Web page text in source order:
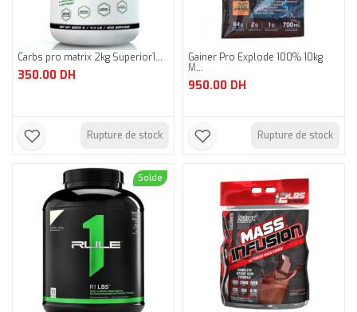
Carbs pro matrix 2kg Superior1...
350.00 DH
Rupture de stock
Gainer Pro Explode 100% 10kg
M...
950.00 DH
Rupture de stock
Solde